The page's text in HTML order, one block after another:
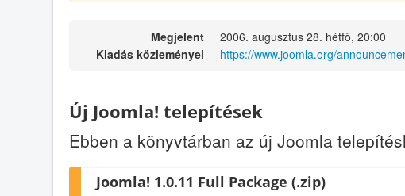
Megjelent
2006. augusztus 28. hétfő, 20:00
Kiadás közleményei
https://www.joomla.org/
Új Joomla! telepítések
Ebben a könyvtárban az új Joomla
Joomla! 1.0.11 Full Package (.zip)